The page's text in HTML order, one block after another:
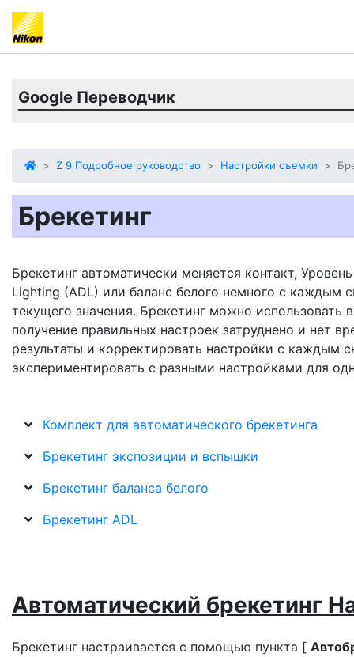
Google Переводчик
Z 9 Подробное руководство Настройки съемки
Брекетинг
Брекетинг автоматически меняется контакт,
Lighting (ADL) или баланс белого немного с каждым
текущего значения. Брекетинг можно использовать
получение правильных настроек затруднено и нет
результаты и корректировать настройки с каждым
экспериментировать с разными настройками для
Комплект для автоматического брекетинга
Брекетинг экспозиции и вспышки
Брекетинг баланса белого
Брекетинг ADL
Автоматический брекетинг
Брекетинг настраивается с помощью пункта [